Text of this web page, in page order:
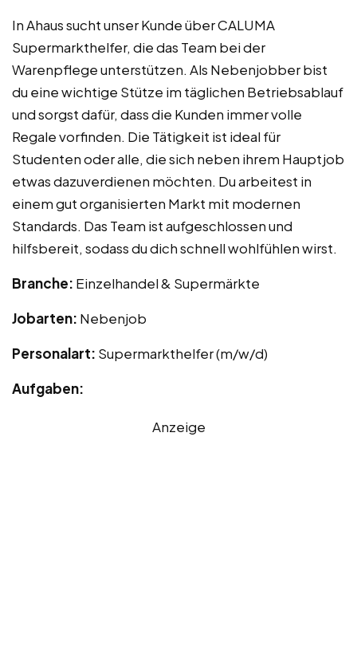
In Ahaus sucht unser Kunde über CALUMA
Supermarkthelfer, die das Team bei der
Warenpflege unterstützen. Als Nebenjobber bist
du eine wichtige Stütze im täglichen Betriebsablauf
und sorgst dafür, dass die Kunden immer volle
Regale vorfinden. Die Tätigkeit ist ideal für
Studenten oder alle, die sich neben ihrem Hauptjob
etwas dazuverdienen möchten. Du arbeitest in
einem gut organisierten Markt mit modernen
Standards. Das Team ist aufgeschlossen und
hilfsbereit, sodass du dich schnell wohlfühlen wirst.
Branche: Einzelhandel & Supermärkte
Jobarten: Nebenjob
Personalart: Supermarkthelfer (m/w/d)
Aufgaben:
Anzeige